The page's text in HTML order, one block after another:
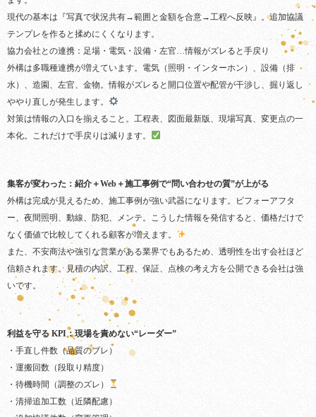
現代の基本は『写真で状況共有→範囲と金額を合意→工程へ反映』。追加協議
テンプレを作ると揉めにくくなります。
協力会社との連携：足場・電気・設備・左官…情報がズレると手戻り
外構は多職種連携が増えています。電気（照明・インターホン）、設備（排
水）、造園、左官、金物。情報がズレると開口位置や配管が干渉し、掘り返し
ややり直しが発生します。
対策は情報の入口を揃えること。工程表、図面最新版、現場写真、変更点の一
本化。これだけで手戻りは減ります。
集客が変わった：紹介＋Web＋施工事例で“問い合わせの質”が上がる
外構は完成が見えるため、施工事例が強い武器になります。ビフォーアフタ
ー、夜間照明、動線、防犯、メンテ。こうした情報を発信すると、価格だけで
なく価値で比較してくれる顧客が増えます。
また、不安商法や強引な営業がある業界でもあるため、透明性を出す会社ほど
信頼されます。見積の内訳、工程、保証、点検の考え方を公開できる会社は強
いです。
利益を守る KPI：現場を責めない“レーダー”
・手直し件数（品質のブレ）
・運搬回数（段取り精度）
・待機時間（調整のズレ）
・清掃追加工数（近隣配慮）